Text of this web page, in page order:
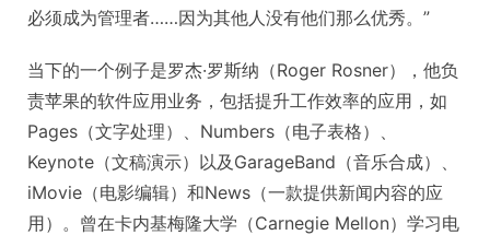
必须成为管理者……因为其他人没有他们那么优秀。”
当下的一个例子是罗杰·罗斯纳（Roger Rosner），他负
责苹果的软件应用业务，包括提升工作效率的应用，如
Pages（文字处理）、Numbers（电子表格）、
Keynote（文稿演示）以及GarageBand（音乐合成）、
iMovie（电影编辑）和News（一款提供新闻内容的应
用）。曾在卡内基梅隆大学（Carnegie Mellon）学习电